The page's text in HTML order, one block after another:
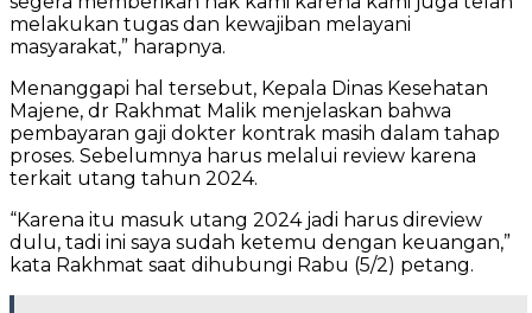
melakukan tugas dan kewajiban melayani
masyarakat,” harapnya.
Menanggapi hal tersebut, Kepala Dinas Kesehatan
Majene, dr Rakhmat Malik menjelaskan bahwa
pembayaran gaji dokter kontrak masih dalam tahap
proses. Sebelumnya harus melalui review karena
terkait utang tahun 2024.
“Karena itu masuk utang 2024 jadi harus direview
dulu, tadi ini saya sudah ketemu dengan keuangan,”
kata Rakhmat saat dihubungi Rabu (5/2) petang.